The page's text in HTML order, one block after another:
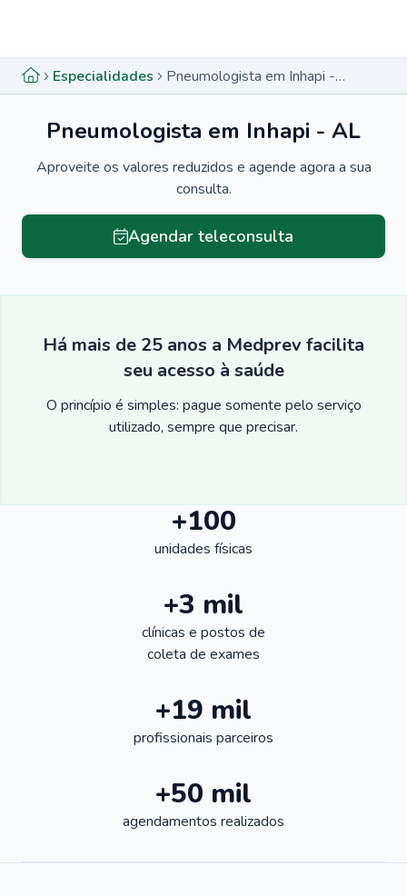
Especialidades Pneumologista em Inhapi - AL
Pneumologista em Inhapi - AL
Aproveite os valores reduzidos e agende agora a sua
consulta.
Agendar teleconsulta
Há mais de 25 anos a Medprev facilita
seu acesso à saúde
O princípio é simples: pague somente pelo serviço
utilizado, sempre que precisar.
+100
unidades físicas
+3 mil
clínicas e postos de
coleta de exames
+19 mil
profissionais parceiros
+50 mil
agendamentos realizados